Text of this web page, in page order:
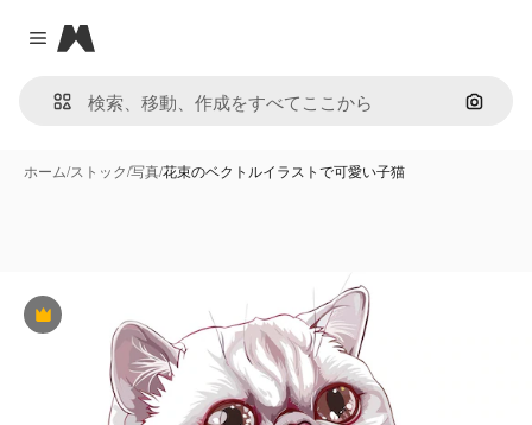
Close menu
Magnific
画像で
ホーム/ストック/写真/花束のベクトルイラストで可愛い子猫
Premium